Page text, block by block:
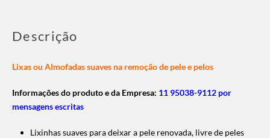
Descrição
Lixas ou Almofadas suaves na remoção de pele e pelos
Informações do produto e da Empresa: 11 95038-9112 por
mensagens escritas
Lixinhas suaves para deixar a pele renovada, livre de peles